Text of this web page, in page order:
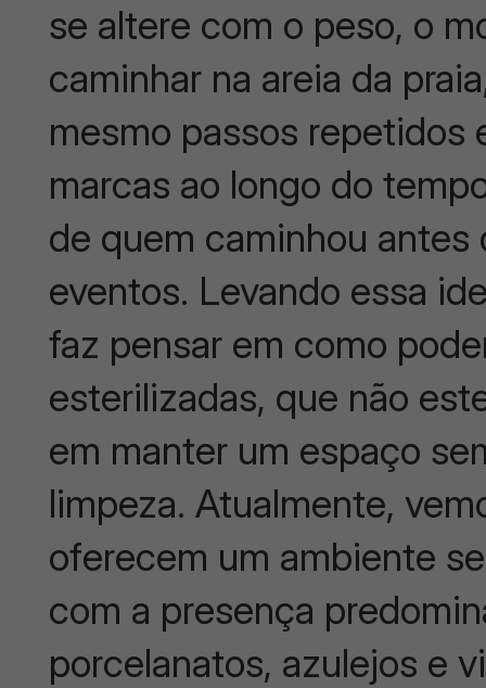
se altere com o peso, o
caminhar na areia da
mesmo passos repetidos
marcas ao longo do
de quem caminhou antes
eventos. Levando essa
faz pensar em como
esterilizadas, que não
em manter um espaço
limpeza. Atualmente,
oferecem um ambiente
com a presença
porcelanatos, azulejos e